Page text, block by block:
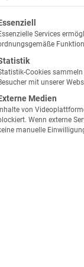
eine Liste der
Services
Cookies
mit unserer
Medien
Inhalte von
Wenn externe
manuelle